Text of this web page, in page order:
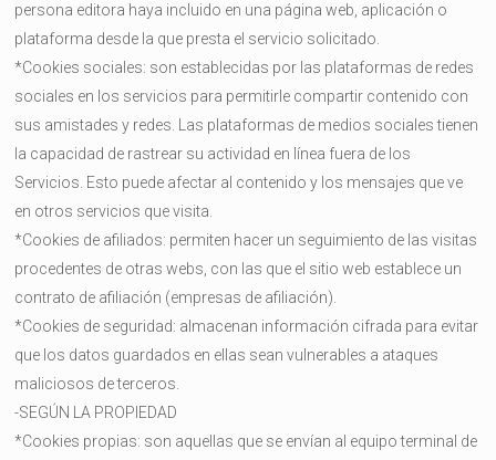
persona editora haya incluido en una página web, aplicación o
plataforma desde la que presta el servicio solicitado.
*Cookies sociales: son establecidas por las plataformas de redes
sociales en los servicios para permitirle compartir contenido con
sus amistades y redes. Las plataformas de medios sociales tienen
la capacidad de rastrear su actividad en línea fuera de los
Servicios. Esto puede afectar al contenido y los mensajes que ve
en otros servicios que visita.
*Cookies de afiliados: permiten hacer un seguimiento de las visitas
procedentes de otras webs, con las que el sitio web establece un
contrato de afiliación (empresas de afiliación).
*Cookies de seguridad: almacenan información cifrada para evitar
que los datos guardados en ellas sean vulnerables a ataques
maliciosos de terceros.
-SEGÚN LA PROPIEDAD
*Cookies propias: son aquellas que se envían al equipo terminal de